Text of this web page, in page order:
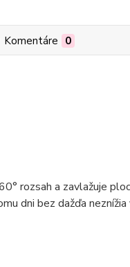
Komentáre 0
rozsah a zavlažuje
dni bez dažďa